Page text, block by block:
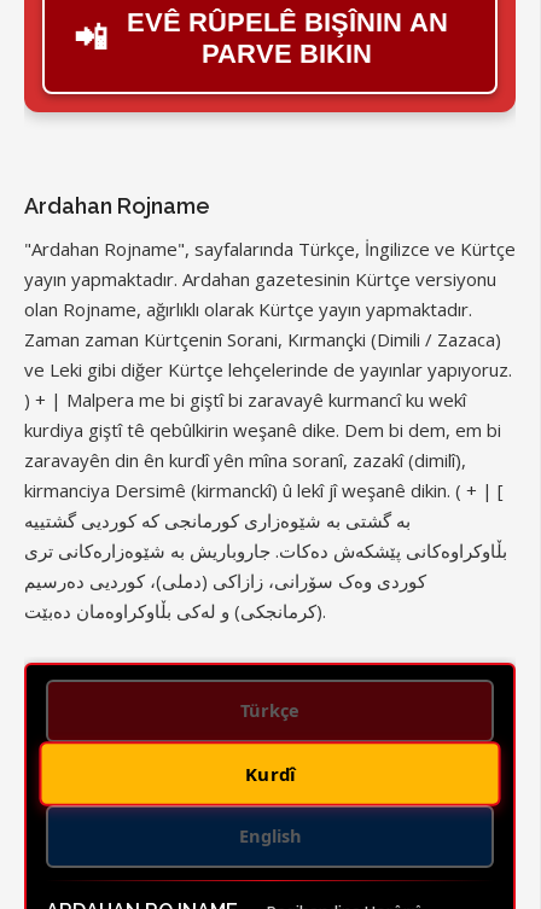
📲
EVÊ RÛPELÊ BIŞÎNIN AN
PARVE BIKIN
Ardahan Rojname
"Ardahan Rojname", sayfalarında Türkçe, İngilizce ve Kürtçe
yayın yapmaktadır. Ardahan gazetesinin Kürtçe versiyonu
olan Rojname, ağırlıklı olarak Kürtçe yayın yapmaktadır.
Zaman zaman Kürtçenin Sorani, Kırmançki (Dimili / Zazaca)
ve Leki gibi diğer Kürtçe lehçelerinde de yayınlar yapıyoruz.
) + | Malpera me bi giştî bi zaravayê kurmancî ku wekî
kurdiya giştî tê qebûlkirin weşanê dike. Dem bi dem, em bi
zaravayên din ên kurdî yên mîna soranî, zazakî (dimilî),
kirmanciya Dersimê (kirmanckî) û lekî jî weşanê dikin. ( + | [
بە گشتی بە شێوەزاری کورمانجی کە کوردیی گشتییە
بڵاوکراوەکانی پێشکەش دەکات. جاروباریش بە شێوەزارەکانی تری
کوردی وەک سۆرانی، زازاکی (دملی)، کوردیی دەرسیم
(کرمانجکی) و لەکی بڵاوکراوەمان دەبێت.
Türkçe
Kurdî
English